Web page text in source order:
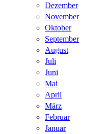
Dezember
November
Oktober
September
August
Juli
Juni
Mai
April
März
Februar
Januar